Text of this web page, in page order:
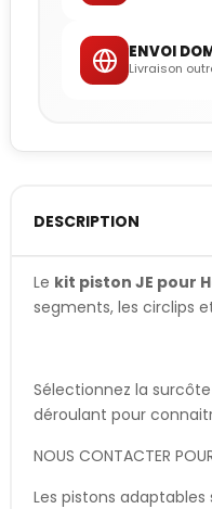
ENVOI
Livraison
DESCRIPTION
Le kit piston JE pour
segments, les circlips
Sélectionnez la
déroulant pour
NOUS CONTACTER
Les pistons